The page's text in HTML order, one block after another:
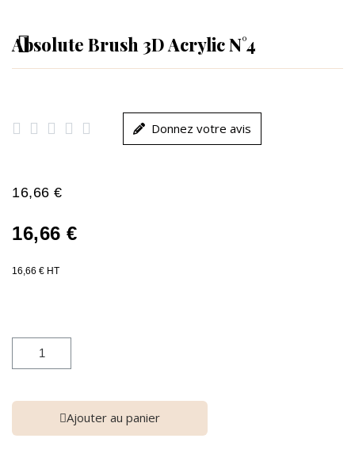
Absolute Brush 3D Acrylic N°4
     Donnez votre avis
16,66 €
16,66 €
16,66 € HT
Ajouter au panier